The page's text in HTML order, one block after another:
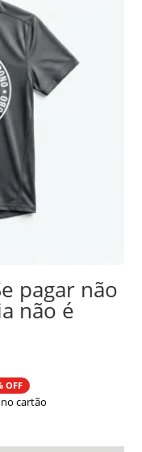
pagar não
não é
OFF
cartão